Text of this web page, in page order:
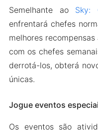
Semelhante ao Sky:
enfrentará chefes
melhores
com os chefes
derrotá-los, obterá
únicas.
Jogue eventos
Os eventos são